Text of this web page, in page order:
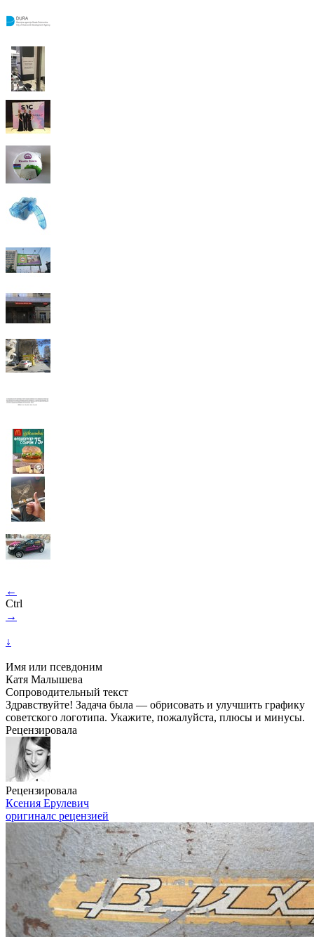
←
Ctrl
→
↓
Имя или псевдоним
Катя Малышева
Сопроводительный текст
Здравствуйте! Задача была — обрисовать и улучшить графику
советского логотипа. Укажите, пожалуйста, плюсы и минусы.
Рецензировала
Рецензировала
Ксения Ерулевич
оригиналс рецензией